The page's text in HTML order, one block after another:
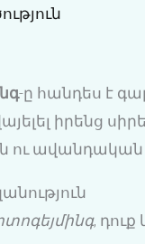
-ը հանդես է
իրենց
ու ավանդական
,